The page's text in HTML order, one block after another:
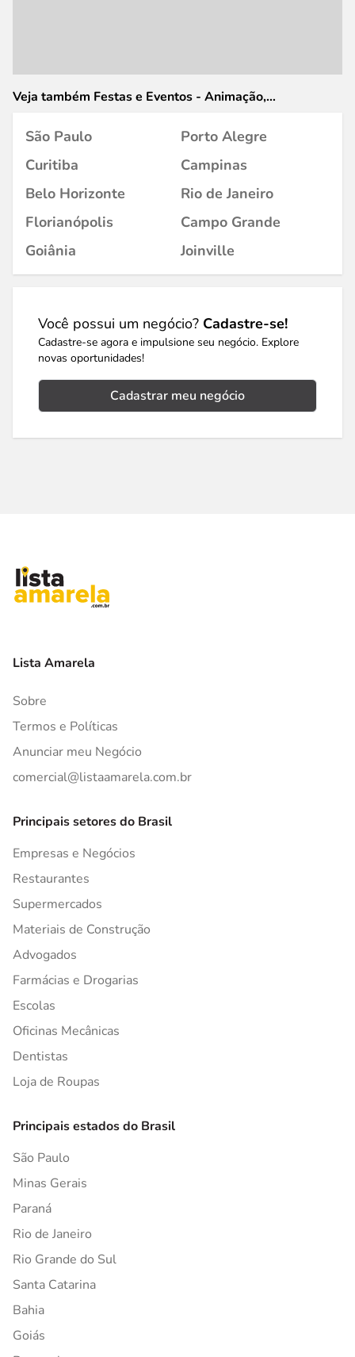
Veja também Festas e Eventos - Animação,
São Paulo
Porto Alegre
Curitiba
Campinas
Belo Horizonte
Rio de Janeiro
Florianópolis
Campo Grande
Goiânia
Joinville
Você possui um negócio? Cadastre-se!
Cadastre-se agora e impulsione seu negócio. Explore
novas oportunidades!
Cadastrar meu negócio
Lista Amarela
Sobre
Termos e Políticas
Anunciar meu Negócio
comercial@listaamarela.com.br
Principais setores do Brasil
Empresas e Negócios
Restaurantes
Supermercados
Materiais de Construção
Advogados
Farmácias e Drogarias
Escolas
Oficinas Mecânicas
Dentistas
Loja de Roupas
Principais estados do Brasil
São Paulo
Minas Gerais
Paraná
Rio de Janeiro
Rio Grande do Sul
Santa Catarina
Bahia
Goiás